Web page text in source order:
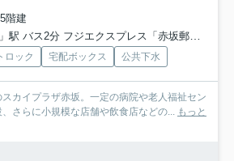
階建
2分 フジエクスプレス「赤坂郵便局前」 停歩5分
ロック 宅配ボックス 公共下水
カイプラザ赤坂。一定の病院や老人福祉セン
さらに小規模な店舗や飲食店などの... もっと